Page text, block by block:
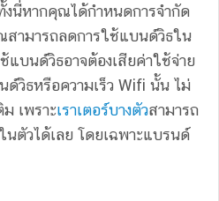
งนี่หากคุณได้กำหนดการจำกัด
ามารถลดการใช้แบนด์วิธใน
แบนด์วิธอาจต้องเสียค่าใช้จ่าย
ด์วิธหรือความเร็ว Wifi นั้น ไม่
เพราะเราเตอร์บางตัวสามารถ
นตัวได้เลย โดยเฉพาะแบรนด์